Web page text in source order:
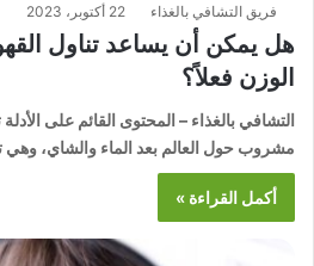
فريق التشافي بالغذاء 22 أكتوبر، 2023
هل يمكن أن يساعد تناول
الوزن فعلاً؟
التشافي بالغذاء – المحتوى القائم على
مشروب حول العالم بعد الماء والشاي،
أكمل القراءة »